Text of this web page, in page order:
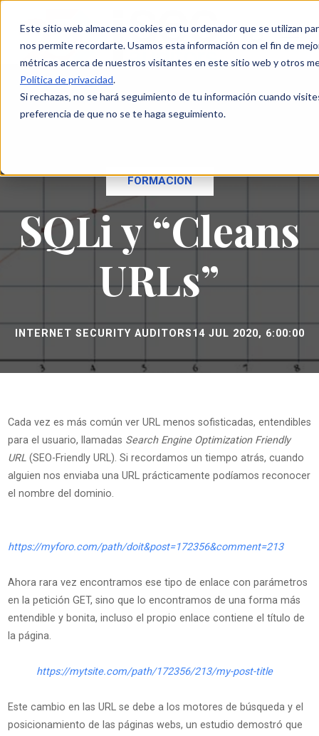
Este sitio web almacena cookies en tu ordenador que se utilizan
nos permite recordarte. Usamos esta información con el fin de
métricas acerca de nuestros visitantes en este sitio web y otros
Política de privacidad.
Si rechazas, no se hará seguimiento de tu información cuando
preferencia de que no se te haga seguimiento.
FORMACIÓN
SQLi y “Cleans
URLs”
INTERNET SECURITY AUDITORS14 JUL 2020, 6:00:00
Cada vez es más común ver URL menos sofisticadas, entendibles
para el usuario, llamadas Search Engine Optimization Friendly
URL(SEO-Friendly URL). Si recordamos un tiempo atrás, cuando
alguien nos enviaba una URL prácticamente podíamos reconocer
el nombre del dominio.
https://myforo.com/path/doit&post=172356&comment=213
Ahora rara vez encontramos ese tipo de enlace con parámetros
en la petición GET, sino que lo encontramos de una forma más
entendible y bonita, incluso el propio enlace contiene el título de
la página.
https://mytsite.com/path/172356/213/my-post-title
Este cambio en las URL se debe a los motores de búsqueda y el
posicionamiento de las páginas webs, un estudio demostró que